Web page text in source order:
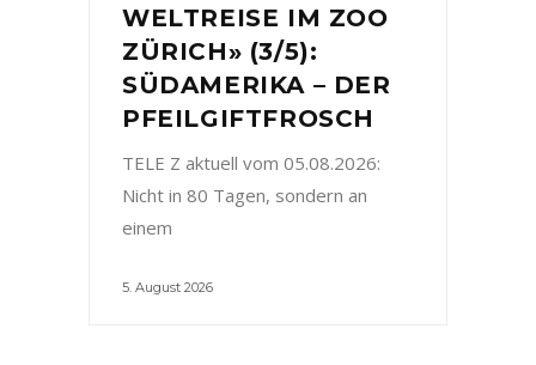
WELTREISE IM ZOO
ZÜRICH» (3/5):
SÜDAMERIKA – DER
PFEILGIFTFROSCH
TELE Z aktuell vom 05.08.2026:
Nicht in 80 Tagen, sondern an
einem
5. August 2026